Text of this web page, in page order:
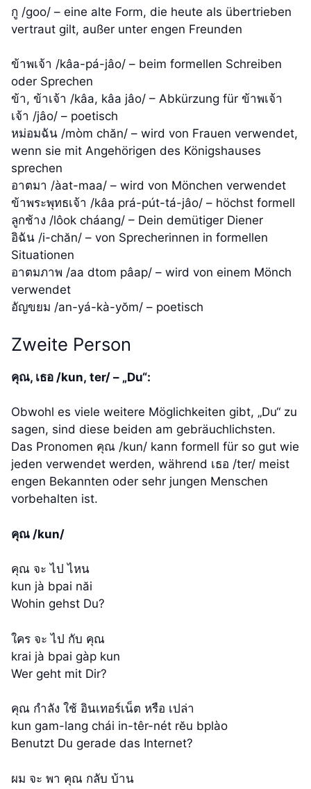
กู /goo/ – eine alte Form, die heute als übertrieben
vertraut gilt, außer unter engen Freunden
ข้าพเจ้า /kâa-pá-jâo/ – beim formellen Schreiben
oder Sprechen
ข้า, ข้าเจ้า /kâa, kâa jâo/ – Abkürzung für ข้าพเจ้า
เจ้า /jâo/ – poetisch
หม่อมฉัน /mòm chăn/ – wird von Frauen verwendet,
wenn sie mit Angehörigen des Königshauses
sprechen
อาตมา /àat-maa/ – wird von Mönchen verwendet
ข้าพระพุทธเจ้า /kâa prá-pút-tá-jâo/ – höchst formell
ลูกช้าง /lôok cháang/ – Dein demütiger Diener
อิฉัน /i-chăn/ – von Sprecherinnen in formellen
Situationen
อาตมภาพ /aa dtom pâap/ – wird von einem Mönch
verwendet
อัญขยม /an-yá-kà-yŏm/ – poetisch
Zweite Person
คุณ, เธอ /kun, ter/ – „Du“:
Obwohl es viele weitere Möglichkeiten gibt, „Du“ zu
sagen, sind diese beiden am gebräuchlichsten.
Das Pronomen คุณ /kun/ kann formell für so gut wie
jeden verwendet werden, während เธอ /ter/ meist
engen Bekannten oder sehr jungen Menschen
vorbehalten ist.
คุณ /kun/
คุณ จะ ไป ไหน
kun jà bpai năi
Wohin gehst Du?
ใคร จะ ไป กับ คุณ
krai jà bpai gàp kun
Wer geht mit Dir?
คุณ กำลัง ใช้ อินเทอร์เน็ต หรือ เปล่า
kun gam-lang chái in-têr-nét rĕu bplào
Benutzt Du gerade das Internet?
ผม จะ พา คุณ กลับ บ้าน